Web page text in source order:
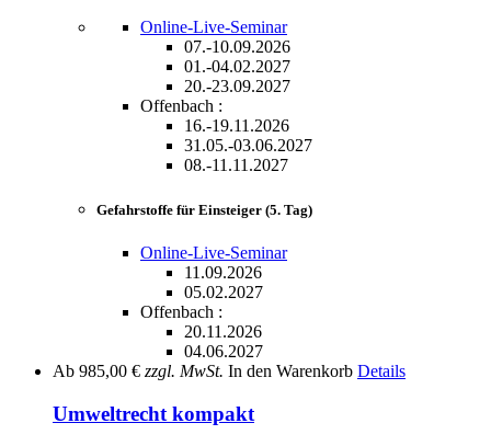
Online-Live-Seminar
07.-10.09.2026
01.-04.02.2027
20.-23.09.2027
Offenbach :
16.-19.11.2026
31.05.-03.06.2027
08.-11.11.2027
Gefahrstoffe für Einsteiger (5. Tag)
Online-Live-Seminar
11.09.2026
05.02.2027
Offenbach :
20.11.2026
04.06.2027
Ab 985,00 € zzgl. MwSt. In den Warenkorb Details
Umweltrecht kompakt